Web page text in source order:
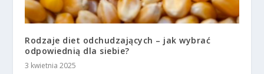
Rodzaje diet odchudzających – jak wybrać
odpowiednią dla siebie?
3 kwietnia 2025